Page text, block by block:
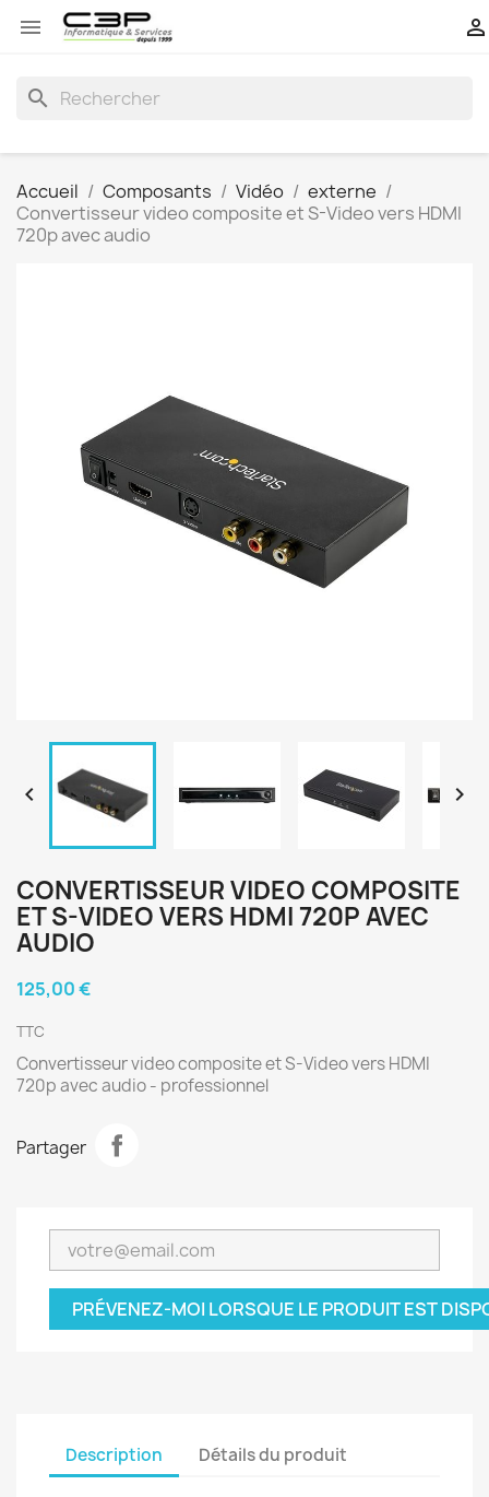
 
search
Accueil Composants Vidéo
externe
Convertisseur video composite et S-Video vers HDMI
720p avec audio
 
CONVERTISSEUR VIDEO COMPOSITE
ET S-VIDEO VERS HDMI 720P AVEC
AUDIO
125,00 €
TTC
Convertisseur video composite et S-Video vers HDMI
720p avec audio - professionnel
Partager
PRÉVENEZ-MOI LORSQUE LE PRODUIT EST
Description Détails du produit